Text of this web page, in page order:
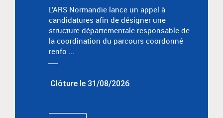
L’ARS Normandie lance un appel à
candidatures afin de désigner une
structure départementale responsable de
la coordination du parcours coordonné
renfo ...
Clôture le 31/08/2026